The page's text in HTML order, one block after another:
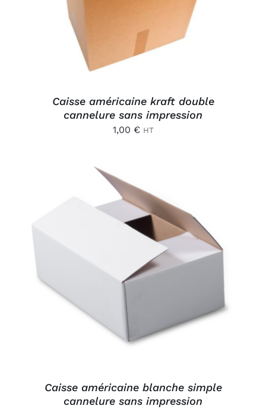
Caisse américaine kraft double
cannelure sans impression
1,00 € HT
AJOUTER AU PANIER
/
Caisse américaine blanche simple
cannelure sans impression